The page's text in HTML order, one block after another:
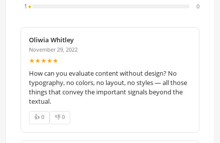
1 ★ 0
Oliwia Whitley
November 29, 2022
★★★★★
How can you evaluate content without design? No
typography, no colors, no layout, no styles — all those
things that convey the important signals beyond the
textual.
👍 0 👎 0